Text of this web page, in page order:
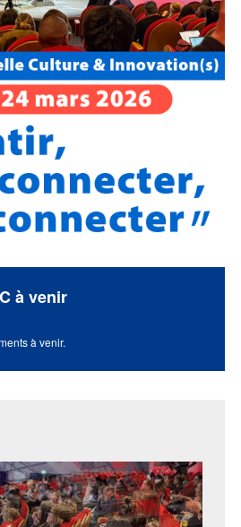
à venir
à venir.